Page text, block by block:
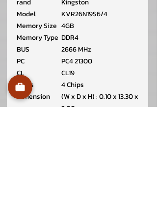
rand
Kingston
Model
KVR26N19S6/4
Memory Size 4GB
Memory Type DDR4
BUS
2666 MHz
PC
PC4 21300
CL
CL19
Chips
4 Chips
Dimension
(W x D x H) : 0.10 x 13.30 x
3.00 cm